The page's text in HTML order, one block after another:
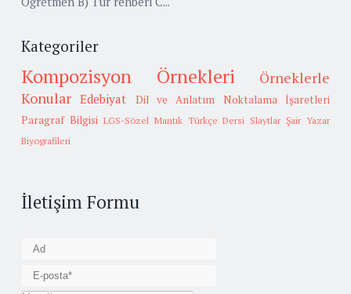
Kategoriler
Kompozisyon Örnekleri
Örneklerle
Konular Edebiyat Dil ve Anlatım
Noktalama İşaretleri
Paragraf Bilgisi LGS-Sözel Mantık Türkçe Dersi Slaytlar Şair Yazar
Biyografileri
İletişim Formu